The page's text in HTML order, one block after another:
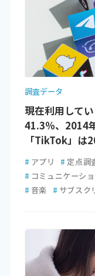
調査データ
現在利用して
41.3％、2014
「TikTok」は
# アプリ # 定点調
# コミュニケーシ
# 音楽 # サブスク